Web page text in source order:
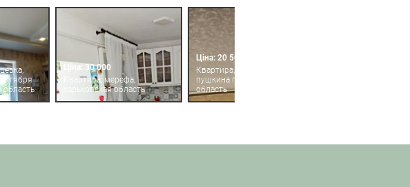
область
Ціна: 30 000
Квартира, мерефа,
харьковская область
Ціна: 20 500
Квартира, солоницевка,
пушкина пер., харьковская
область